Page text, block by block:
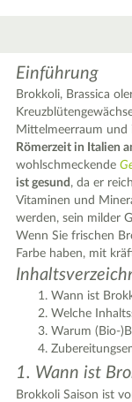
Einführung
Brokkoli, Brassica
Mittelmeerraum und
Römerzeit in Italien
wohlschmeckende
ist gesund , da er
Vitaminen und
werden, sein milder
Wenn Sie frischen
Farbe haben, mit
Wann ist
Welche
Warum (Bio-
1. Wann ist
Brokkoli Saison ist